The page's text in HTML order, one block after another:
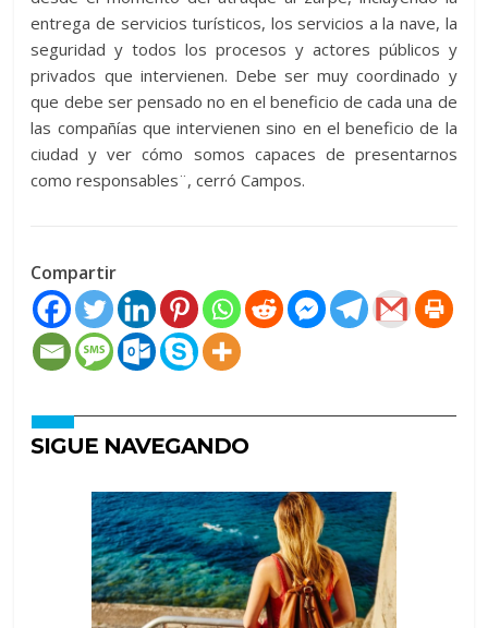
entrega de servicios turísticos, los servicios a la nave, la
seguridad y todos los procesos y actores públicos y
privados que intervienen. Debe ser muy coordinado y
que debe ser pensado no en el beneficio de cada una de
las compañías que intervienen sino en el beneficio de la
ciudad y ver cómo somos capaces de presentarnos
como responsables¨, cerró Campos.
Compartir
SIGUE NAVEGANDO